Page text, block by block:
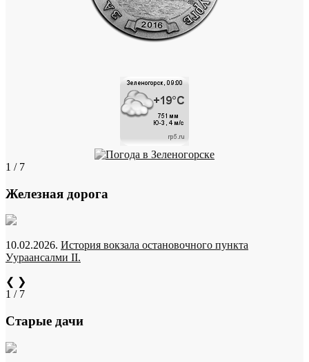
1 / 7
Железная дорога
10.02.2026. История вокзала остановочного пункта
Уураансалми II.
❮ ❯
1 / 7
Старые дачи